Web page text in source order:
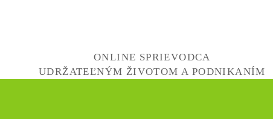
ONLINE SPRIEVODCA
UDRŽATEĽNÝM ŽIVOTOM A PODNIKANÍM